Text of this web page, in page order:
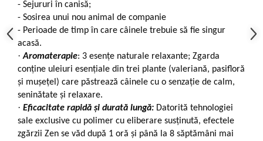
- Sejururi în canisă;
- Sosirea unui nou animal de companie
- Perioade de timp în care câinele trebuie să fie singur
acasă.
· Aromaterapie: 3 esențe naturale relaxante; Zgarda
conține uleiuri esențiale din trei plante (valeriană, pasifloră
și mușețel) care păstrează câinele cu o senzație de calm,
seninătate și relaxare.
· Eficacitate rapidă și durată lungă: Datorită tehnologiei
sale exclusive cu polimer cu eliberare susținută, efectele
zgărzii Zen se văd după 1 oră și până la 8 săptămâni mai